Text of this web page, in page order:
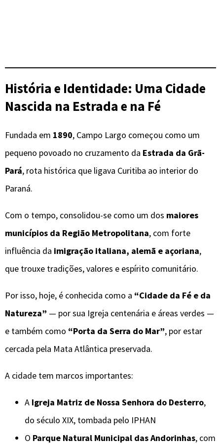
História e Identidade: Uma Cidade
Nascida na Estrada e na Fé
Fundada em 1890, Campo Largo começou como um
pequeno povoado no cruzamento da Estrada da Grã-
Pará, rota histórica que ligava Curitiba ao interior do
Paraná.
Com o tempo, consolidou-se como um dos maiores
municípios da Região Metropolitana, com forte
influência da imigração italiana, alemã e açoriana,
que trouxe tradições, valores e espírito comunitário.
Por isso, hoje, é conhecida como a “Cidade da Fé e da
Natureza” — por sua Igreja centenária e áreas verdes —
e também como “Porta da Serra do Mar”, por estar
cercada pela Mata Atlântica preservada.
A cidade tem marcos importantes:
A Igreja Matriz de Nossa Senhora do Desterro,
do século XIX, tombada pelo IPHAN
O Parque Natural Municipal das Andorinhas, com